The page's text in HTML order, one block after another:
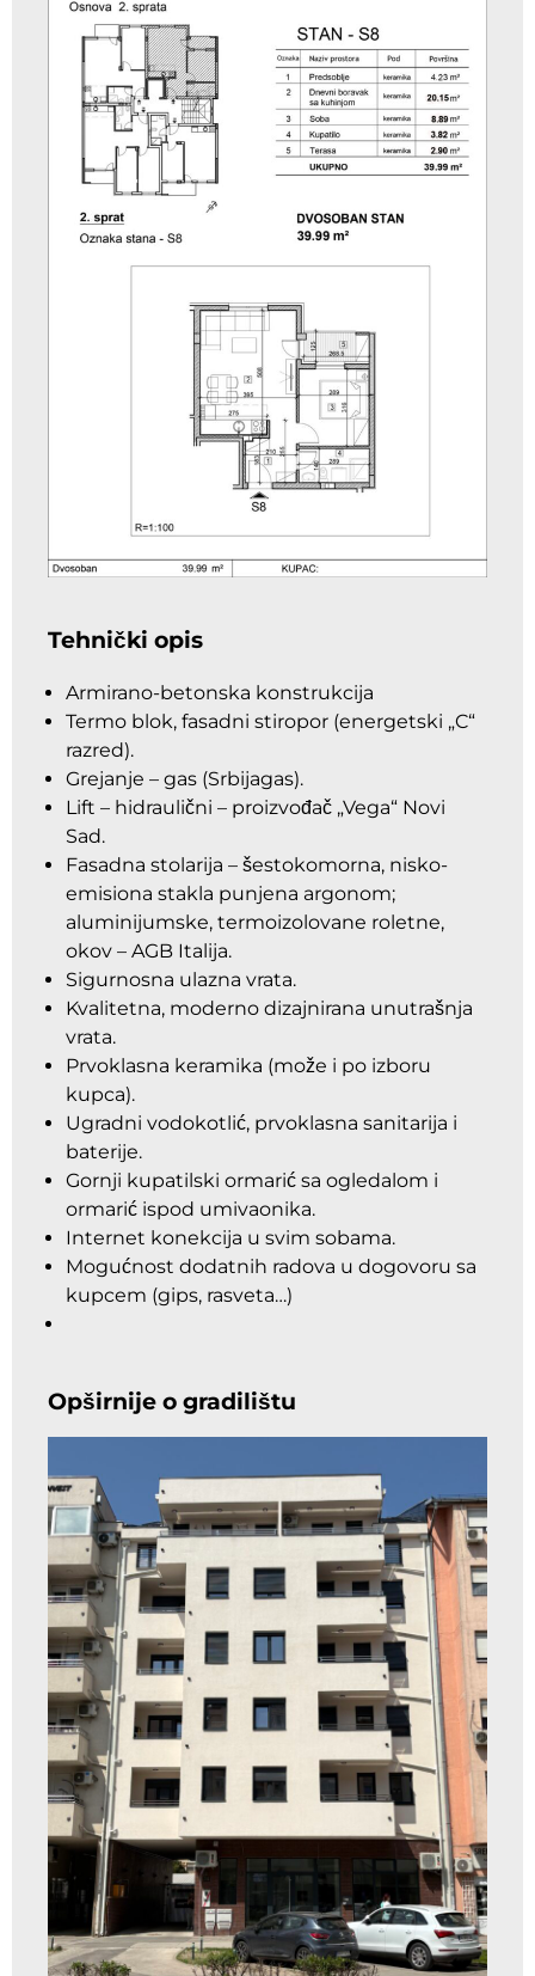
Tehnički opis
Armirano-betonska konstrukcija
Termo blok, fasadni stiropor (energetski „C“
razred).
Grejanje – gas (Srbijagas).
Lift – hidraulični – proizvođač „Vega“ Novi
Sad.
Fasadna stolarija – šestokomorna, nisko-
emisiona stakla punjena argonom;
aluminijumske, termoizolovane roletne,
okov – AGB Italija.
Sigurnosna ulazna vrata.
Kvalitetna, moderno dizajnirana unutrašnja
vrata.
Prvoklasna keramika (može i po izboru
kupca).
Ugradni vodokotlić, prvoklasna sanitarija i
baterije.
Gornji kupatilski ormarić sa ogledalom i
ormarić ispod umivaonika.
Internet konekcija u svim sobama.
Mogućnost dodatnih radova u dogovoru sa
kupcem (gips, rasveta…)
Opširnije o gradilištu